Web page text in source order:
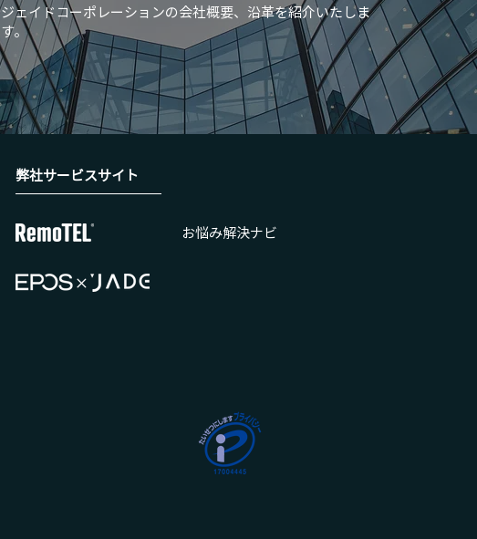
​ジェイドコーポレーションの会社概要、沿革を紹介いたしま
す。
弊社​サービスサイト
お悩み解決ナビ